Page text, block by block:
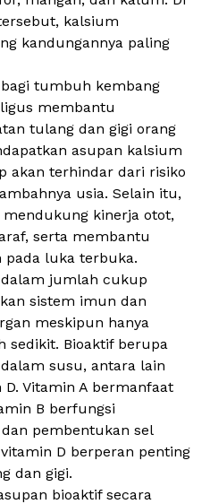
kalsium
kandungannya paling
tumbuh kembang
membantu
tulang dan gigi orang
asupan kalsium
akan terhindar dari risiko
usia. Selain itu,
kinerja otot,
serta membantu
pada luka terbuka.
jumlah cukup
sistem imun dan
meskipun hanya
sedikit. Bioaktif berupa
susu, antara lain
D. Vitamin A bermanfaat
B berfungsi
pembentukan sel
D berperan penting
dan gigi.
bioaktif secara